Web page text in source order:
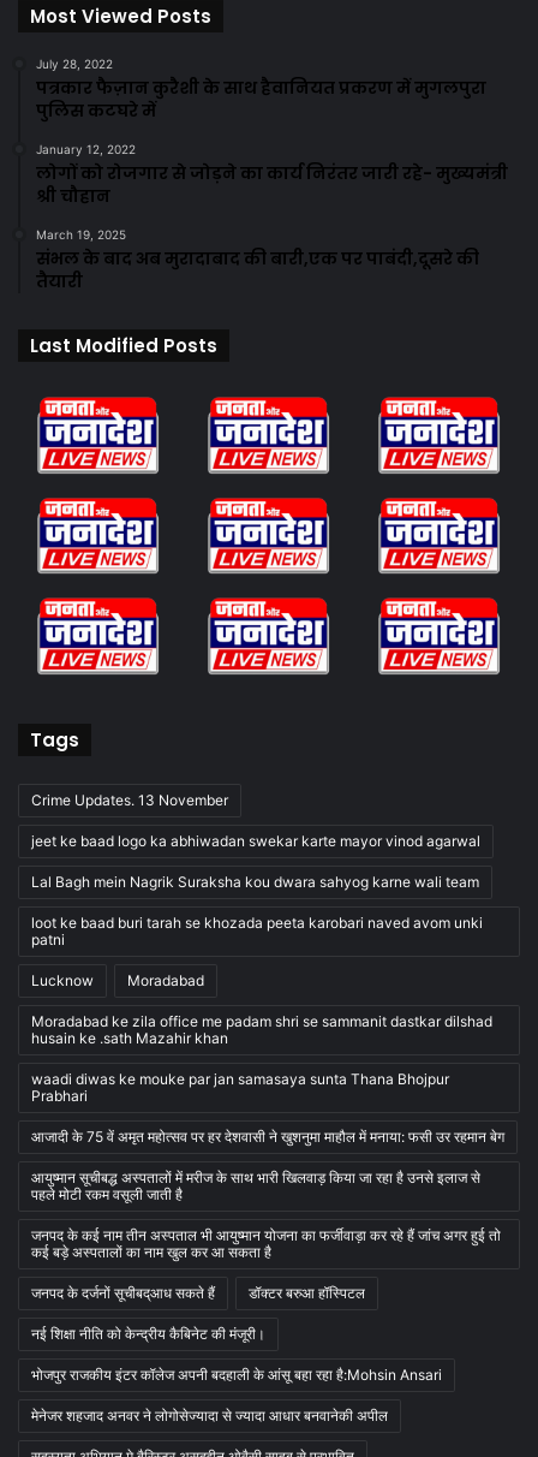
Most Viewed Posts
July 28, 2022
पत्रकार फैज़ान कुरैशी के साथ हैवानियत प्रकरण में मुगलपुरा
पुलिस कटघरे में
January 12, 2022
लोगों को रोजगार से जोड़ने का कार्य निरंतर जारी रहे- मुख्यमंत्री
श्री चौहान
March 19, 2025
संभल के बाद अब मुरादाबाद की बारी,एक पर पाबंदी,दूसरे की
तैयारी
Last Modified Posts
Tags
Crime Updates. 13 November
jeet ke baad logo ka abhiwadan swekar karte mayor vinod agarwal
Lal Bagh mein Nagrik Suraksha kou dwara sahyog karne wali team
loot ke baad buri tarah se khozada peeta karobari naved avom unki
patni
Lucknow Moradabad
Moradabad ke zila office me padam shri se sammanit dastkar dilshad
husain ke .sath Mazahir khan
waadi diwas ke mouke par jan samasaya sunta Thana Bhojpur
Prabhari
आजादी के 75 वें अमृत महोत्सव पर हर देशवासी ने खुशनुमा माहौल में मनाया: फसी उर रहमान बेग
आयुष्मान सूचीबद्ध अस्पतालों में मरीज के साथ भारी खिलवाड़ किया जा रहा है उनसे इलाज से
पहले मोटी रकम वसूली जाती है
जनपद के कई नाम तीन अस्पताल भी आयुष्मान योजना का फर्जीवाड़ा कर रहे हैं जांच अगर हुई तो
कई बड़े अस्पतालों का नाम खुल कर आ सकता है
जनपद के दर्जनों सूचीबद्आध सकते हैं डॉक्टर बरुआ हॉस्पिटल
नई शिक्षा नीति को केन्द्रीय कैबिनेट की मंजूरी।
भोजपुर राजकीय इंटर कॉलेज अपनी बदहाली के आंसू बहा रहा है:Mohsin Ansari
मेनेजर शहजाद अनवर ने लोगोसेज्यादा से ज्यादा आधार बनवानेकी अपील